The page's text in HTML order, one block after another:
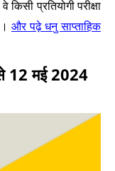
प्रतियोगी परीक्षा
और पढ़े धनु साप्ताहिक
12 मई 2024